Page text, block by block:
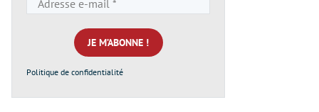
e-
mail
*
Politique de confidentialité